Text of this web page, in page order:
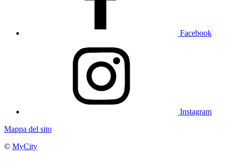
Facebook
Instagram
Mappa del sito
© MyCity